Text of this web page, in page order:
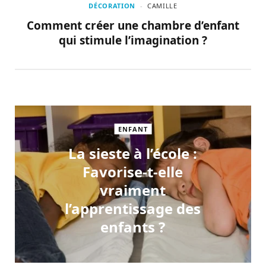
DÉCORATION CAMILLE
Comment créer une chambre d’enfant
qui stimule l’imagination ?
ENFANT
La sieste à l’école :
Favorise-t-elle
vraiment
l’apprentissage des
enfants ?